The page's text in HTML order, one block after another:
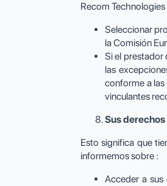
Recom
Seleccionar
la Comisión
Si el prestador
las
conforme a
vinculantes
Sus derechos
Esto significa que
informemos sobre :
Acceder a